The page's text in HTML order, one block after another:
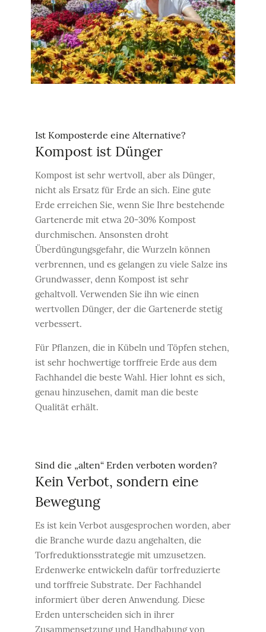
Ist Komposterde eine Alternative?
Kompost ist Dünger
Kompost ist sehr wertvoll, aber als Dünger,
nicht als Ersatz für Erde an sich. Eine gute
Erde erreichen Sie, wenn Sie Ihre bestehende
Gartenerde mit etwa 20-30% Kompost
durchmischen. Ansonsten droht
Überdüngungsgefahr, die Wurzeln können
verbrennen, und es gelangen zu viele Salze ins
Grundwasser, denn Kompost ist sehr
gehaltvoll. Verwenden Sie ihn wie einen
wertvollen Dünger, der die Gartenerde stetig
verbessert.
Für Pflanzen, die in Kübeln und Töpfen stehen,
ist sehr hochwertige torffreie Erde aus dem
Fachhandel die beste Wahl. Hier lohnt es sich,
genau hinzusehen, damit man die beste
Qualität erhält.
Sind die „alten“ Erden verboten worden?
Kein Verbot, sondern eine
Bewegung
Es ist kein Verbot ausgesprochen worden, aber
die Branche wurde dazu angehalten, die
Torfreduktionsstrategie mit umzusetzen.
Erdenwerke entwickeln dafür torfreduzierte
und torffreie Substrate. Der Fachhandel
informiert über deren Anwendung. Diese
Erden unterscheiden sich in ihrer
Zusammensetzung und Handhabung von